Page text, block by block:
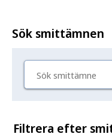
Sök smittämnen
Filtrera efter